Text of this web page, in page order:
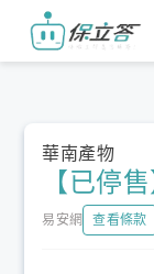
華南產物
【已停
易安網 查看條款